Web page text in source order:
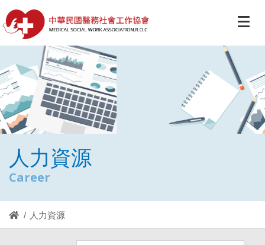
人力資源
Career
人力資源